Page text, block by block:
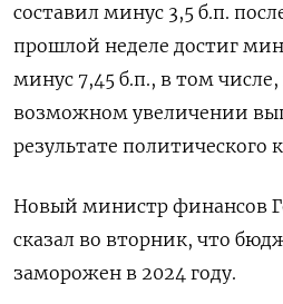
составил минус 3,5 б.п.
прошлой неделе достиг
минус 7,45 б.п., в том
возможном увеличении
результате политического
Новый министр финансов
сказал во вторник, что
заморожен в 2024 году.